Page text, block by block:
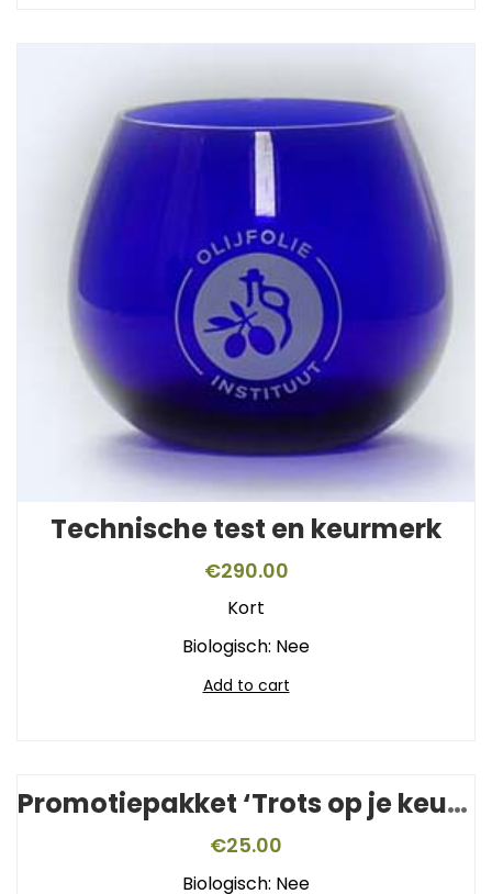
Technische test en keurmerk
€290.00
Kort
Biologisch: Nee
Add to cart
Promotiepakket ‘Trots op je keurmerk’
€25.00
Biologisch: Nee